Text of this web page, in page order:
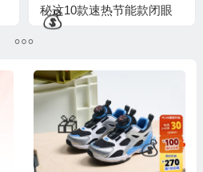
秘这10款速热节能款闭眼
入不踩雷